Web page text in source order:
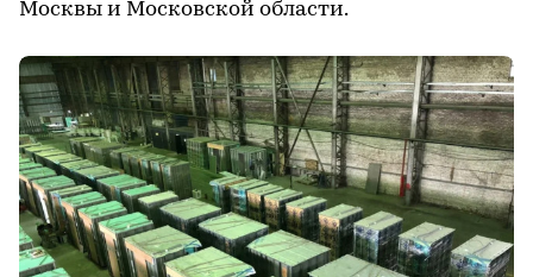
Москвы и Московской области.